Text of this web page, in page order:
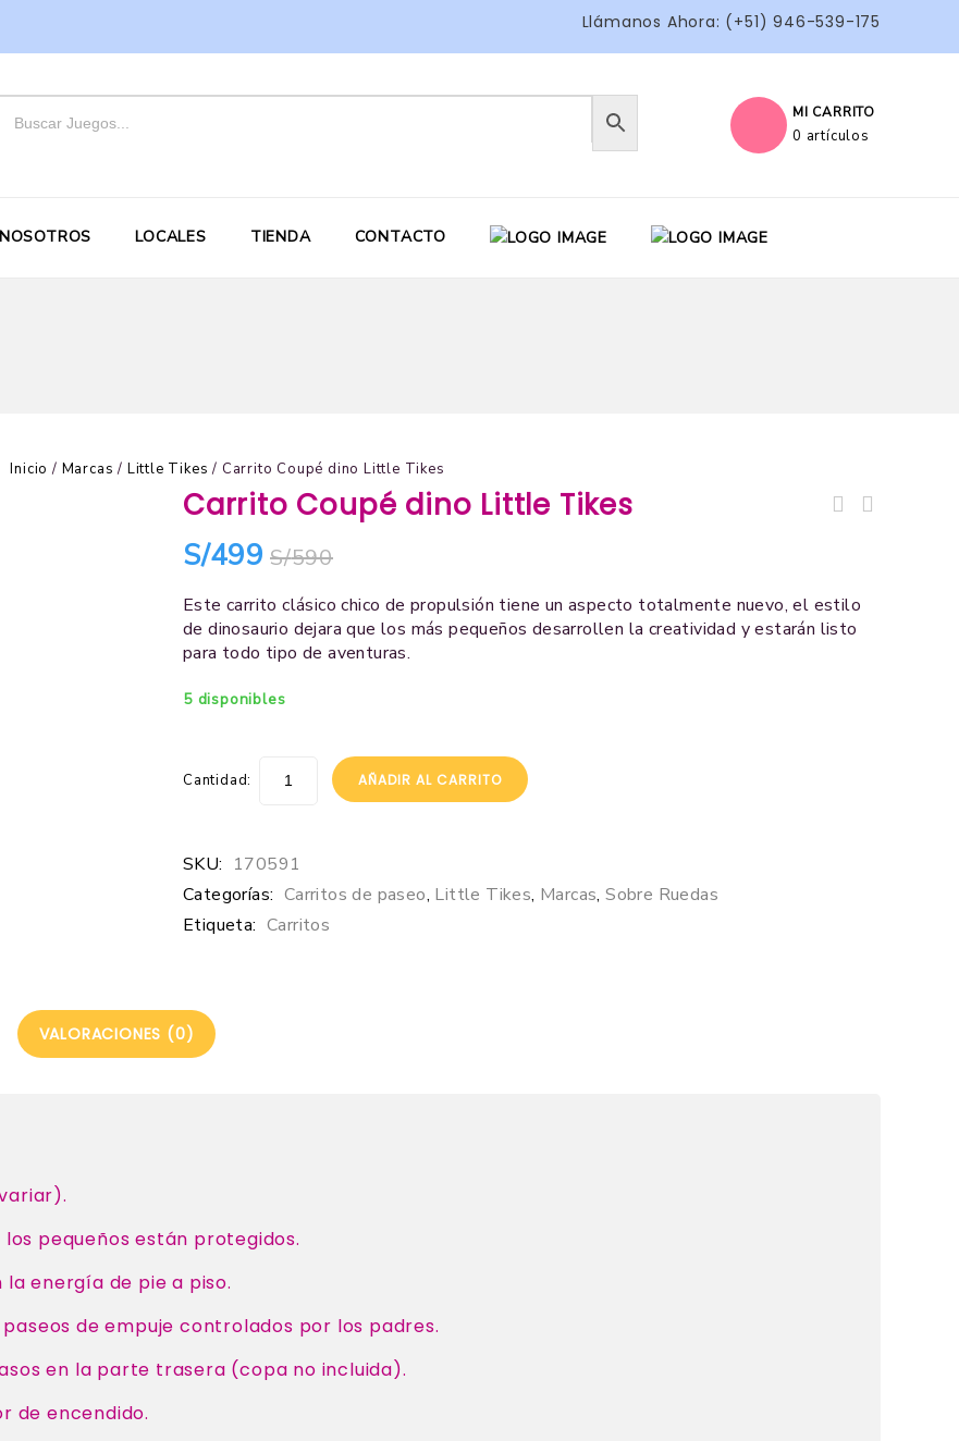
Llámanos Ahora: (+51) 946-539-175
MI CARRITO
0 artículos
NOSOTROS LOCALES TIENDA CONTACTO
Inicio / Marcas / Little Tikes / Carrito Coupé dino Little Tikes
Carrito Coupé dino Little Tikes
S/590
S/499
Este carrito clásico chico de propulsión tiene un aspecto totalmente nuevo, el estilo
de dinosaurio dejara que los más pequeños desarrollen la creatividad y estarán listo
para todo tipo de aventuras.
5 disponibles
Cantidad: AÑADIR AL CARRITO
SKU: 170591
Categorías: Carritos de paseo, Little Tikes, Marcas,Sobre Ruedas
Etiqueta: Carritos
VALORACIONES (0)
pequeños están protegidos.
energía de pie a piso.
de empuje controlados por los padres.
en la parte trasera (copa no incluida).
de encendido.